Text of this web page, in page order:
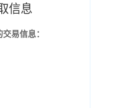
信息
易信息：